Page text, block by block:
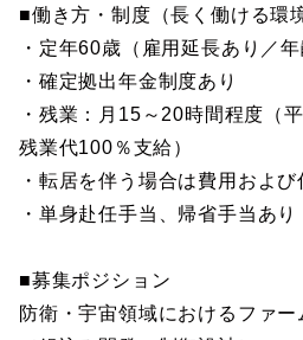
■働き方・制度（長く働ける環
・定年60歳（雇用延長あり／
・確定拠出年金制度あり
・残業：月15～20時間程度（
残業代100％支給）
・転居を伴う場合は費用およ
・単身赴任手当、帰省手当あり
■募集ポジション
防衛・宇宙領域におけるファ